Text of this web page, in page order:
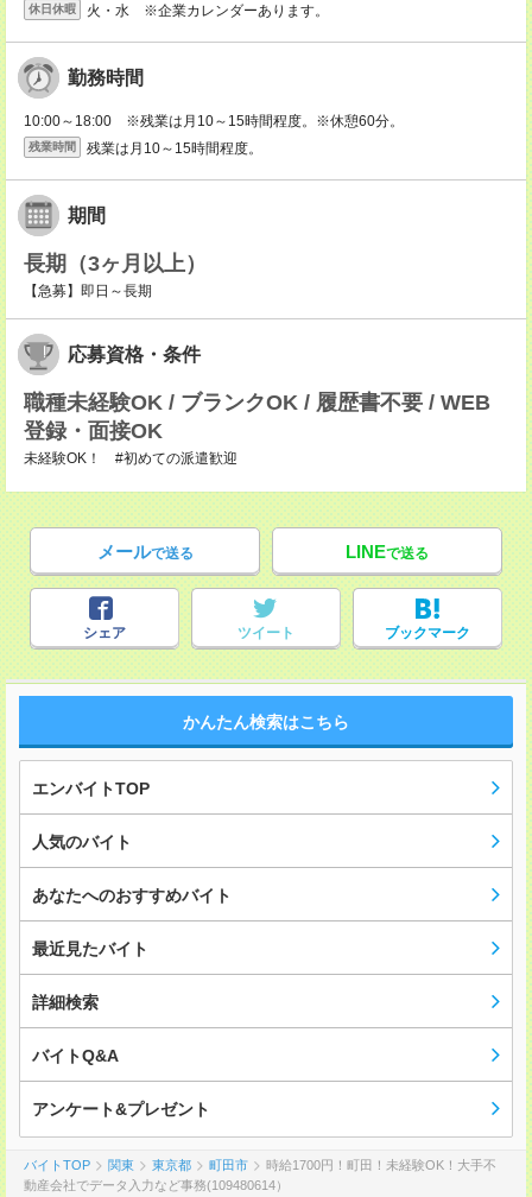
休日休暇 火・水 ※企業カレンダーあります。
勤務時間
10:00～18:00 ※残業は月10～15時間程度。※休憩60分。
残業時間 残業は月10～15時間程度。
期間
長期（3ヶ月以上）
【急募】即日～長期
応募資格・条件
職種未経験OK / ブランクOK / 履歴書不要 / WEB
登録・面接OK
未経験OK！ #初めての派遣歓迎
メールで送る LINEで送る
シェア ツイート ブックマーク
かんたん検索はこちら
エンバイトTOP
人気のバイト
あなたへのおすすめバイト
最近見たバイト
詳細検索
バイトQ&A
アンケート&プレゼント
バイトTOP 関東 東京都 町田市
時給1700円！町田！未経験OK！大手不
動産会社でデータ入力など事務(109480614）